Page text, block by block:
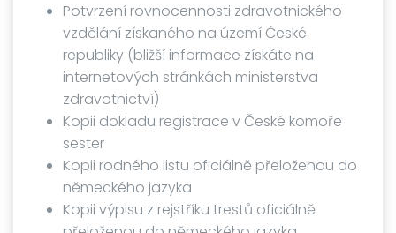
Potvrzení rovnocennosti zdravotnického
vzdělání získaného na území České
republiky (bližší informace získáte na
internetových stránkách ministerstva
zdravotnictví)
Kopii dokladu registrace v České komoře
sester
Kopii rodného listu oficiálně přeloženou do
německého jazyka
Kopii výpisu z rejstříku trestů oficiálně